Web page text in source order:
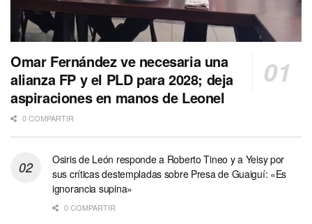
Omar Fernández ve necesaria una
alianza FP y el PLD para 2028; deja
aspiraciones en manos de Leonel
0 COMPARTIR
Osiris de León responde a Roberto Tineo y a Yeisy por
sus críticas destempladas sobre Presa de Guaiguí: «Es
ignorancia supina»
0 COMPARTIR